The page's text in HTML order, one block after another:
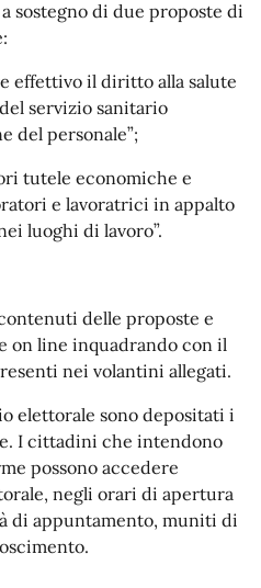
sostegno di due proposte di
effettivo il diritto alla salute
servizio sanitario
del personale”;
tutele economiche e
e lavoratrici in appalto
luoghi di lavoro”.
delle proposte e
on line inquadrando con il
nei volantini allegati.
elettorale sono depositati i
I cittadini che intendono
possono accedere
negli orari di apertura
di appuntamento, muniti di